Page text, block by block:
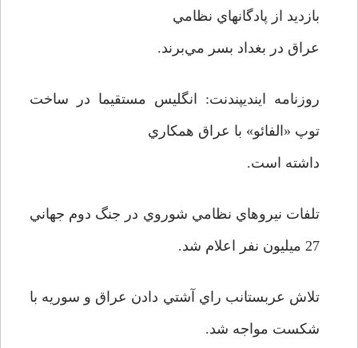
بازديد از پادگانهاي نظامي
عراق در بغداد بسر مي‌برند.
روزنامه اينديپندنت: انگليس مستقيما در ساخت
توپ «الفائو» با عراق همکاري
داشته است.
تلفات نيروهاي نظامي شوروي در جنگ دوم جهاني
27 ميليون نفر اعلام شد.
تلاش عربستانب راي آشتي دادن عراق و سوريه با
شکست مواجه شد.